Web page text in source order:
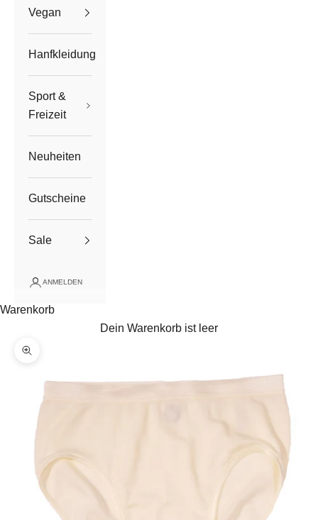
Vegan
Hanfkleidung
Sport &
Freizeit
Neuheiten
Gutscheine
Sale
ANMELDEN
Warenkorb
Dein Warenkorb ist leer
Bild vergrößern